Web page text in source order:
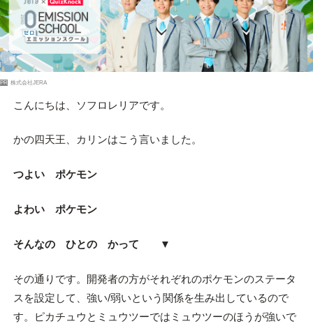
PR 株式会社JERA
こんにちは、ソフロレリアです。
かの四天王、カリンはこう言いました。
つよい ポケモン
よわい ポケモン
そんなの ひとの かって ▼
その通りです。開発者の方がそれぞれのポケモンのステータ
スを設定して、強い/弱いという関係を生み出しているので
す。ピカチュウとミュウツーではミュウツーのほうが強いで